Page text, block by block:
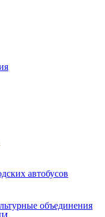
автобусов
объединения